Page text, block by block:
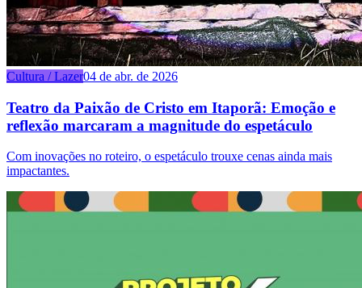
Cultura / Lazer04 de abr. de 2026
Teatro da Paixão de Cristo em Itaporã: Emoção e
reflexão marcaram a magnitude do espetáculo
Com inovações no roteiro, o espetáculo trouxe cenas ainda mais
impactantes.